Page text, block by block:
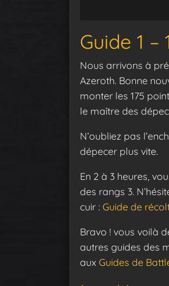
Guide 1 –
Nous arrivons à
Azeroth. Bonne
monter les 175
le maître des
N’oubliez pas
dépecer plus vite.
En 2 à 3 heures,
des rangs 3.
cuir : Guide de
Bravo ! vous voilà
autres guides des
aux Guides de